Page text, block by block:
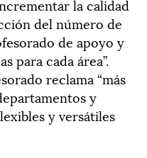
la calidad
del número de
de apoyo y
para cada área”.
reclama “más
y
y versátiles